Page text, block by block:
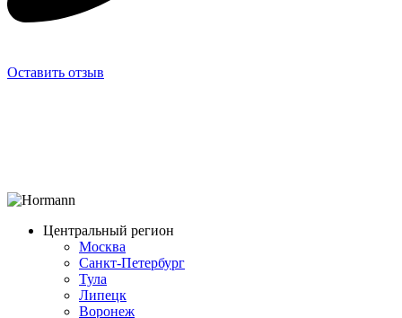
Оставить отзыв
Центральный регион
Москва
Санкт-Петербург
Тула
Липецк
Воронеж